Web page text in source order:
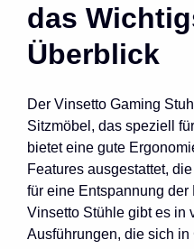
das
Überblick
Der Vinsetto Gaming
Sitzmöbel, das speziell
bietet eine gute
Features ausgestattet,
für eine Entspannung
Vinsetto Stühle gibt es in
Ausführungen, die sich